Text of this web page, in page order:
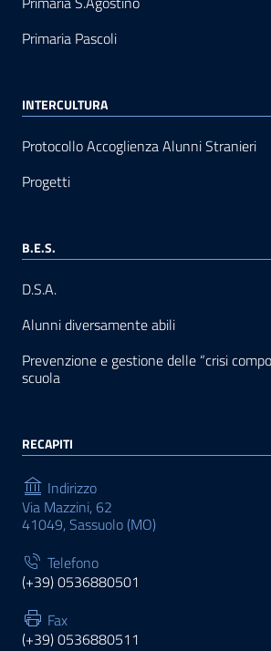
Primaria Pascoli
INTERCULTURA
Protocollo Accoglienza Alunni Stranieri
Progetti
B.E.S.
D.S.A.
Alunni diversamente abili
Prevenzione e gestione delle “crisi
scuola
RECAPITI
Indirizzo
Via Mazzini, 62
41049, Sassuolo (MO)
Telefono
(+39) 0536880501
Fax
(+39) 0536880511